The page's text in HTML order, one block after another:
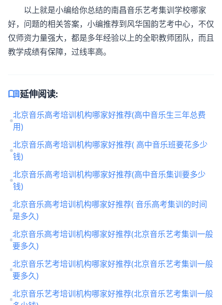
以上就是小编给你总结的南昌音乐艺考集训学校哪家
好，问题的相关答案，小编推荐到风华国韵艺考中心，不仅
仅师资力量强大，都是多年经验以上的全职教师团队，而且
教学成绩有保障，过线率高。
menu_book延伸阅读:
北京音乐高考培训机构哪家好推荐(高中音乐生三年总费
用)
北京音乐高考培训机构哪家好推荐( 高中音乐班要花多少
钱)
北京音乐高考培训机构哪家好推荐(高中音乐集训要多少
钱)
北京音乐高考培训机构哪家好推荐( 音乐高考集训的时间
是多久)
北京音乐高考培训机构哪家好推荐(北京音乐艺考集训一般
要多久)
北京音乐艺考培训机构哪家好推荐(北京音乐艺考集训一般
要多久)
北京音乐艺考培训机构哪家好推荐(北京音乐艺考集训一般